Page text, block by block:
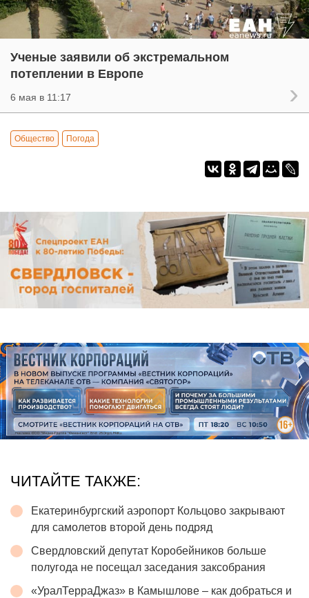
Ученые заявили об экстремальном
потеплении в Европе
6 мая в 11:17
Общество Погода
ЧИТАЙТЕ ТАКЖЕ:
Екатеринбургский аэропорт Кольцово закрывают
для самолетов второй день подряд
Свердловский депутат Коробейников больше
полугода не посещал заседания заксобрания
«УралТерраДжаз» в Камышлове – как добраться и